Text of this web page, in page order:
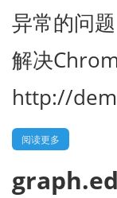
异常的问
解决
http://
阅读更多